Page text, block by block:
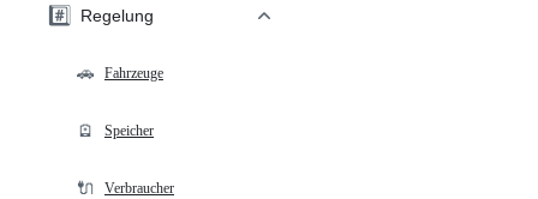
#️⃣ Regelung
🚗 Fahrzeuge
🪫 Speicher
🔌 Verbraucher